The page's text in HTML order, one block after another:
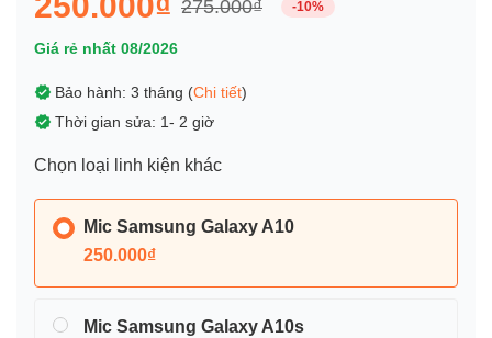
275.000₫ -10%
Giá rẻ nhất 08/2026
Bảo hành: 3 tháng (Chi tiết)
Thời gian sửa: 1- 2 giờ
Chọn loại linh kiện khác
Mic Samsung Galaxy A10
250.000₫
Mic Samsung Galaxy A10s